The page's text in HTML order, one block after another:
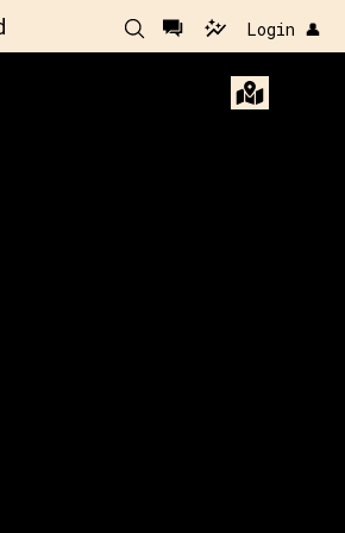
Login 👤